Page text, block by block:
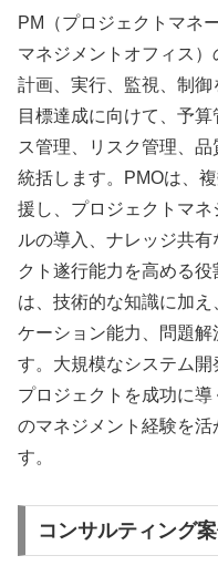
PM（プロジェクトマネ
マネジメントオフィス
計画、実行、監視、制
目標達成に向けて、予
ス管理、リスク管理、
統括します。PMOは、
援し、プロジェクトマ
ルの導入、ナレッジ共
クト遂行能力を高める
は、技術的な知識に加
ケーション能力、問題
す。大規模なシステム開
プロジェクトを成功に
のマネジメント経験を
す。
コンサルティング